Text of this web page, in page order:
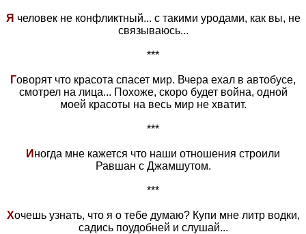
Я человек не конфликтный... с такими уродами, как вы, не
связываюсь...
***
Говорят что красота спасет мир. Вчера ехал в автобусе,
смотрел на лица... Похоже, скоро будет война, одной
моей красоты на весь мир не хватит.
***
И ногда мне кажется что наши отношения строили
Равшан с Джамшутом.
***
Хочешь узнать, что я о тебе думаю? Купи мне литр водки,
садись поудобней и слушай...